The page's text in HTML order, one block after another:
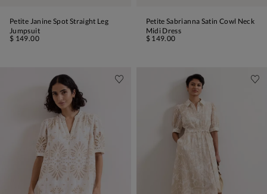
Petite Janine Spot Straight Leg
Jumpsuit
$ 149.00
Petite Sabrianna Satin Cowl Neck
Midi Dress
$ 149.00